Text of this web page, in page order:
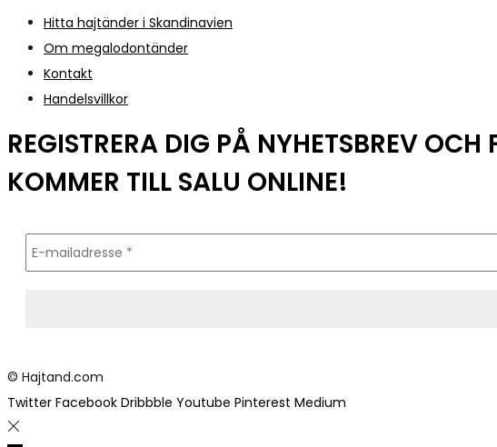
Hitta hajtänder i Skandinavien
Om megalodontänder
Kontakt
Handelsvillkor
REGISTRERA DIG PÅ NYHETSBREV
KOMMER TILL SALU ONLINE!
© Hajtand.com
Twitter Facebook Dribbble Youtube Pinterest Medium